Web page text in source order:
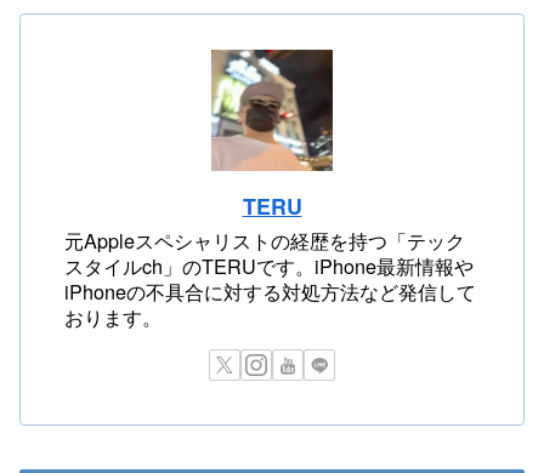
TERU
元Appleスペシャリストの経歴を持つ「テック
スタイルch」のTERUです。iPhone最新情報や
iPhoneの不具合に対する対処方法など発信して
おります。